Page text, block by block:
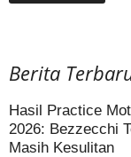
Berita
Hasil Practice
2026: Bezzecchi
Masih Kesulitan